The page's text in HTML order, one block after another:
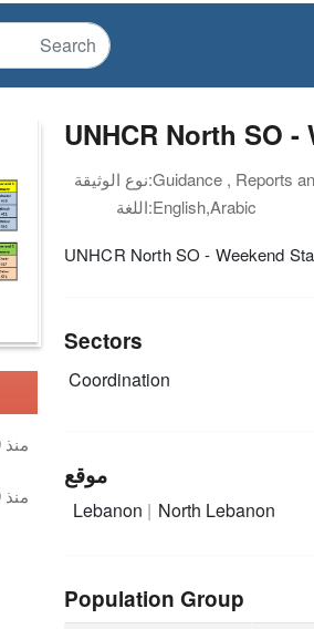
UNHCR North SO
نوع الوثيقة:Guidance , Reports
اللغة:English,Arabic
UNHCR North SO - Weekend
Sectors
Coordination
موقع
Lebanon North Lebanon
Population Group